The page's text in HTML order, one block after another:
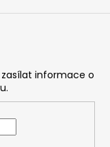
informace o